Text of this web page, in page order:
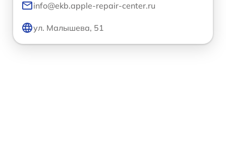
info@ekb.apple-repair-center.ru
ул. Малышева, 51